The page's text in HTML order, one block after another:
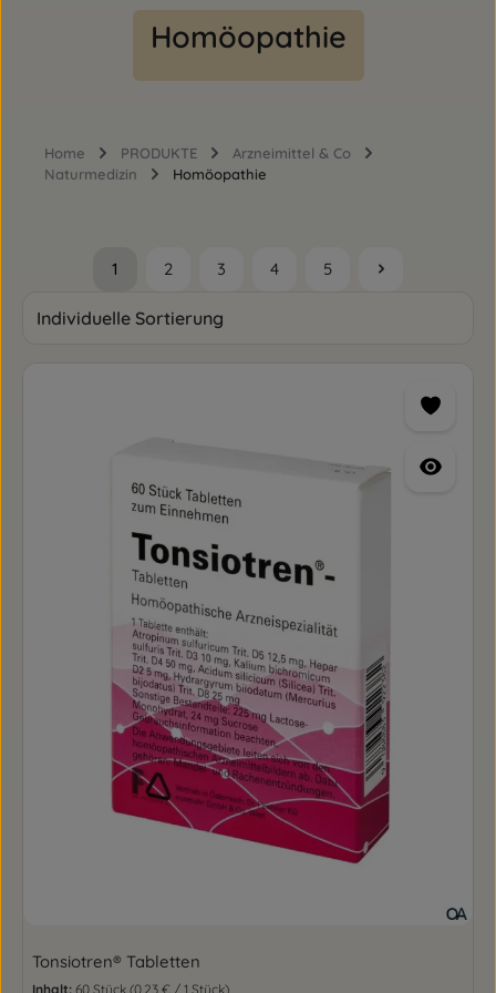
Homöopathie
Home PRODUKTE
Arzneimittel & Co
Naturmedizin
Homöopathie
Seite
1 Seite
2 Seite
3 Seite
4 Seite
5
Tonsiotren® Tabletten
Inhalt: 60 Stück (0,23 € / 1 Stück)